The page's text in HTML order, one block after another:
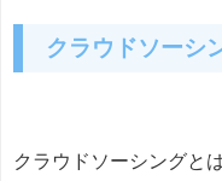
クラウドソーシ
クラウドソーシングとは